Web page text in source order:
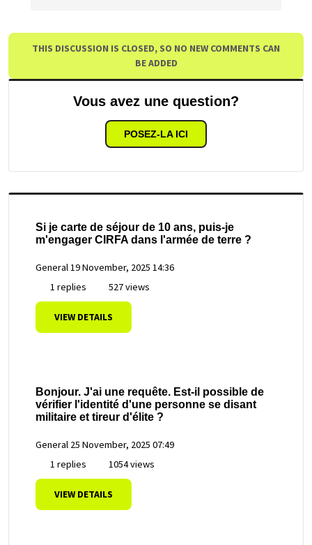
THIS DISCUSSION IS CLOSED, SO NO NEW COMMENTS CAN
BE ADDED
Vous avez une question?
POSEZ-LA ICI
Si je carte de séjour de 10 ans, puis-je
m'engager CIRFA dans l'armée de terre ?
General19 November, 2025 14:36
1 replies
527 views
VIEW DETAILS
Bonjour. J'ai une requête. Est-il possible de
vérifier l'identité d'une personne se disant
militaire et tireur d'élite ?
General 25 November, 2025 07:49
1 replies
1054 views
VIEW DETAILS